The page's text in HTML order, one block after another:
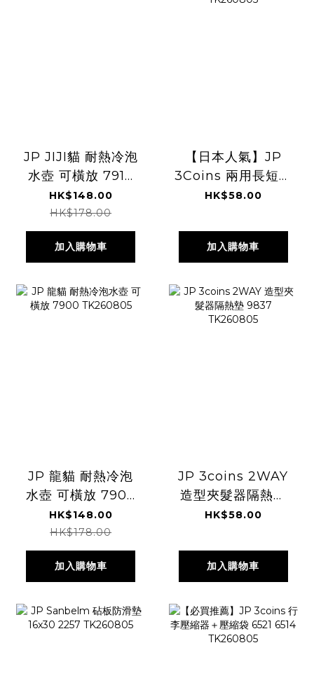
JP JIJI貓 耐熱冷泡
水壺 可橫放 7917
TK260805
HK$148.00
HK$178.00
加入購物車
【日本人氣】JP
3Coins 兩用長短遮
吸水收納袋 2804
HK$58.00
加入購物車
JP 龍貓 耐熱冷泡
水壺 可橫放 7900
TK260805
HK$148.00
HK$178.00
加入購物車
JP 3coins 2WAY
造型夾髮器隔熱墊
9837 TK260805
HK$58.00
加入購物車